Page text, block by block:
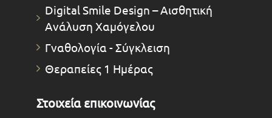
Digital Smile Design – Αισθητική
Ανάλυση Χαμόγελου
Γναθολογία - Σύγκλειση
Θεραπείες 1 Ημέρας
Στοιχεία επικοινωνίας